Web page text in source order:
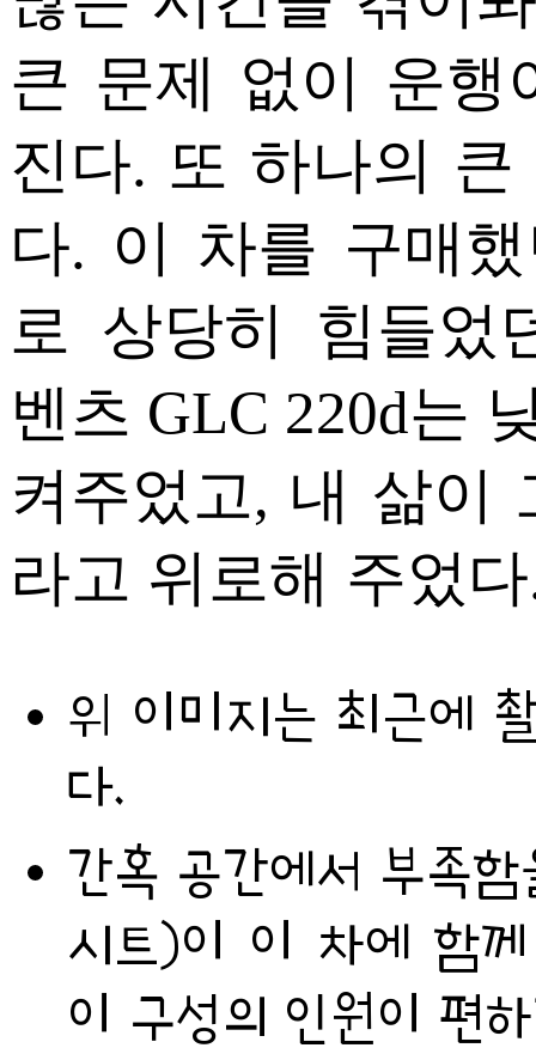
큰 문제 없이 운행
진다. 또 하나의
다. 이 차를 구매
로 상당히 힘들었
벤츠 GLC 220d는
켜주었고, 내 삶이
라고 위로해 주었
위 이미지는 최근에
다.
간혹 공간에서 부족
시트)이 이 차에 함
이 구성의 인원이 편